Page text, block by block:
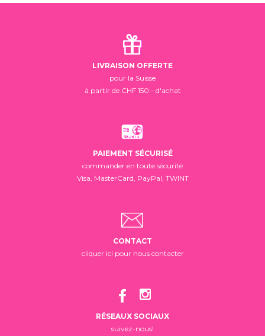
LIVRAISON OFFERTE
pour la Suisse
à partir de CHF 150.- d'achat
PAIEMENT SÉCURISÉ
commander en toute sécurité
Visa, MasterCard, PayPal, TWINT
CONTACT
cliquer ici pour nous contacter
RÉSEAUX SOCIAUX
suivez-nous!